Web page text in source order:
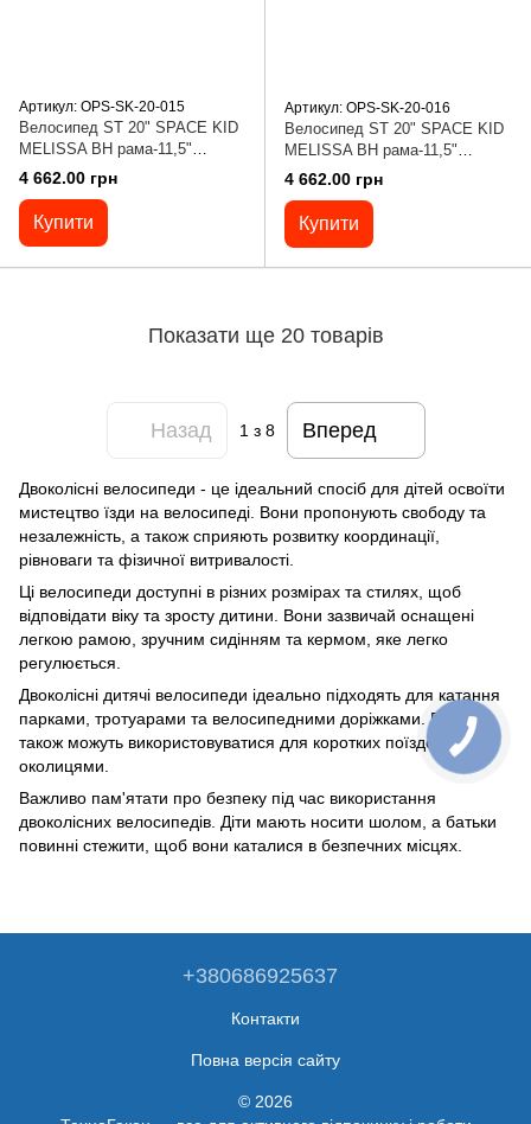
Артикул: OPS-SK-20-015
Велосипед ST 20" SPACE KID
MELISSA BH рама-11,5"
зелений з корзиною Pl з
крилом St 2024
4 662.00 грн
Купити
Артикул: OPS-SK-20-016
Велосипед ST 20" SPACE KID
MELISSA BH рама-11,5"
перламутровий з корзиною Pl з
крилом St 2024
4 662.00 грн
Купити
Показати ще 20 товарів
Назад 1з 8 Вперед
Двоколісні велосипеди - це ідеальний спосіб для дітей освоїти
мистецтво їзди на велосипеді. Вони пропонують свободу та
незалежність, а також сприяють розвитку координації,
рівноваги та фізичної витривалості.
Ці велосипеди доступні в різних розмірах та стилях, щоб
відповідати віку та зросту дитини. Вони зазвичай оснащені
легкою рамою, зручним сидінням та кермом, яке легко
регулюється.
Двоколісні дитячі велосипеди ідеально підходять для катання
парками, тротуарами та велосипедними доріжками. Вони
також можуть використовуватися для коротких поїздок
околицями.
Важливо пам'ятати про безпеку під час використання
двоколісних велосипедів. Діти мають носити шолом, а батьки
повинні стежити, щоб вони каталися в безпечних місцях.
+380686925637
Контакти
Повна версія сайту
© 2026